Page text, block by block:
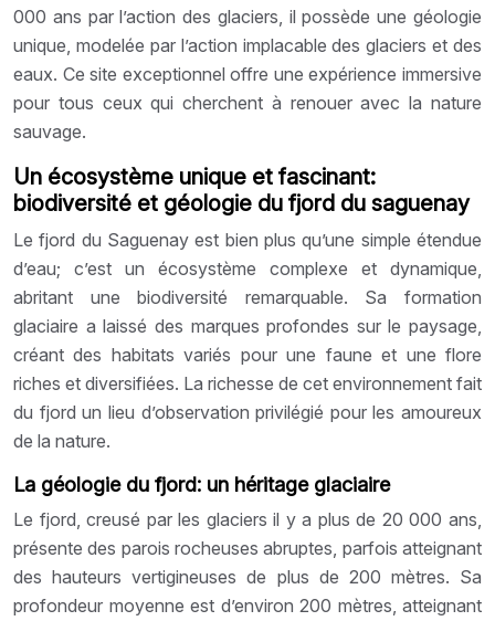
000 ans par l’action des glaciers, il possède une géologie
unique, modelée par l’action implacable des glaciers et des
eaux. Ce site exceptionnel offre une expérience immersive
pour tous ceux qui cherchent à renouer avec la nature
sauvage.
Un écosystème unique et fascinant:
biodiversité et géologie du fjord du saguenay
Le fjord du Saguenay est bien plus qu’une simple étendue
d’eau; c’est un écosystème complexe et dynamique,
abritant une biodiversité remarquable. Sa formation
glaciaire a laissé des marques profondes sur le paysage,
créant des habitats variés pour une faune et une flore
riches et diversifiées. La richesse de cet environnement fait
du fjord un lieu d’observation privilégié pour les amoureux
de la nature.
La géologie du fjord: un héritage glaciaire
Le fjord, creusé par les glaciers il y a plus de 20 000 ans,
présente des parois rocheuses abruptes, parfois atteignant
des hauteurs vertigineuses de plus de 200 mètres. Sa
profondeur moyenne est d’environ 200 mètres, atteignant